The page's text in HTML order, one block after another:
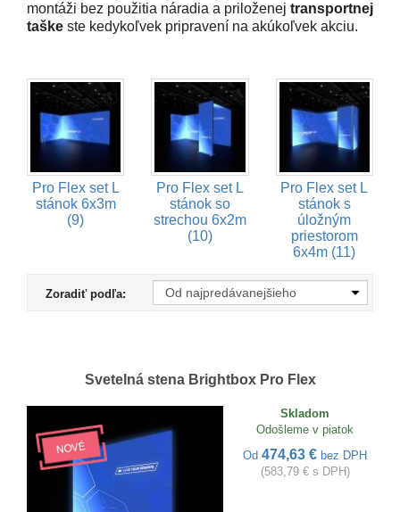
montáži bez použitia náradia a priloženej transportnej
taške ste kedykoľvek pripravení na akúkoľvek akciu.
Pro Flex set L
stánok 6x3m
(9)
Pro Flex set L
stánok so
strechou 6x2m
(10)
Pro Flex set L
stánok s
úložným
priestorom
6x4m (11)
Zoradiť podľa:
Svetelná stena Brightbox Pro Flex
Skladom
Odošleme v piatok
Od 474,63 € bez DPH
(583,79 € s DPH)